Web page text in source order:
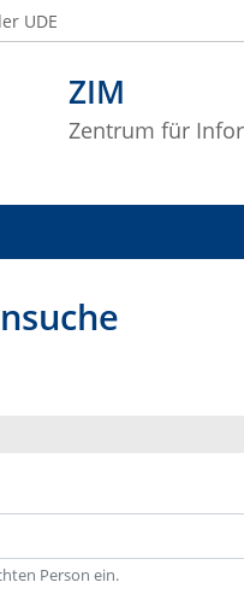
ZIM
Zentrum für
UDE
Person ein.